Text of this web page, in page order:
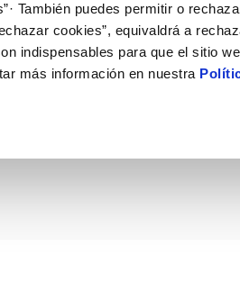
También puedes permitir o
cookies”, equivaldrá a
indispensables para que el sitio
más información en nuestra
de titular
de suministro
AL CLIENTE
contacto
del agua
consumidor
DE GESTIÓN Y CERTIFICADOS
de
Nanos